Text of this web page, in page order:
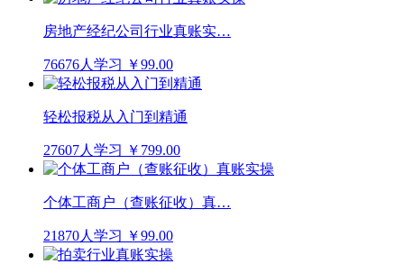
房地产经纪公司行业真账实…
76676人学习 ￥99.00
轻松报税从入门到精通
27607人学习 ￥799.00
个体工商户（查账征收）真…
21870人学习 ￥99.00